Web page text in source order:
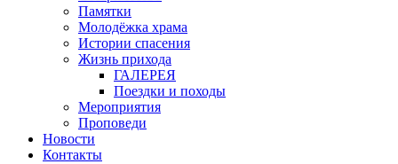
Памятки
Молодёжка храма
Истории спасения
Жизнь прихода
ГАЛЕРЕЯ
Поездки и походы
Мероприятия
Проповеди
Новости
Контакты